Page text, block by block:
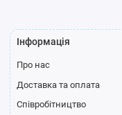
Інформація
Про нас
Доставка та оплата
Співробітництво